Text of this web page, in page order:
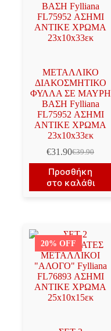
ΜΕΤΑΛΛΙΚΟ
ΔΙΑΚΟΣΜΗΤΙΚΟ
ΦΥΛΛΑ ΣΕ ΜΑΥΡΗ
ΒΑΣΗ Fylliana
FL75952 ΑΣΗΜΙ
ΑΝΤΙΚΕ ΧΡΩΜΑ
23x10x33εκ
€39.90
Original
price
was:
€39.90.
€31.90Η
τρέχουσα
τιμή
είναι:
Προσθήκη
στο καλάθι
20% OFF